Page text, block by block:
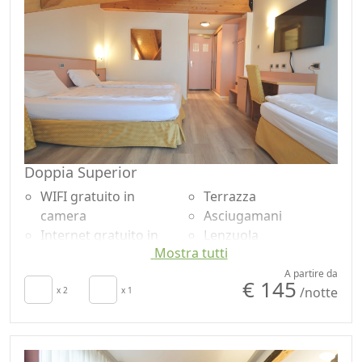
Doppia Superior
WIFI gratuito in
camera
Internet gratuito in
Colazione inclusa
TV in camera
Frigobar acceso su
richiesta per
Terrazza
Asciugamani
Lenzuola
Armadio o
Scrivania
naturale
Doccia
Mostra tutti
x 2 x 1
A partire da
€ 145 /notte